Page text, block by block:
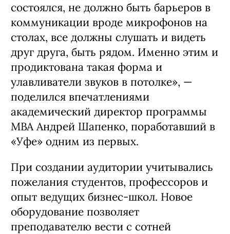
состоялся, не должно быть барьеров в
коммуникации вроде микрофонов на
столах, все должны слушать и видеть
друг друга, быть рядом. Именно этим и
продиктована такая форма и
улавливатели звуков в потолке», —
поделился впечатлениями
академический директор программы
MBA Андрей Шапенко, поработавший в
«Уфе» одним из первых.
При создании аудитории учитывались
пожелания студентов, профессоров и
опыт ведущих бизнес-школ. Новое
оборудование позволяет
преподавателю вести с сотней